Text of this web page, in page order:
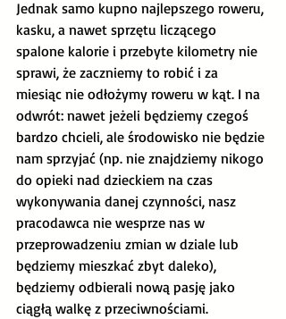
Jednak samo kupno najlepszego roweru,
kasku, a nawet sprzętu liczącego
spalone kalorie i przebyte kilometry nie
sprawi, że zaczniemy to robić i za
miesiąc nie odłożymy roweru w kąt. I na
odwrót: nawet jeżeli będziemy czegoś
bardzo chcieli, ale środowisko nie będzie
nam sprzyjać (np. nie znajdziemy nikogo
do opieki nad dzieckiem na czas
wykonywania danej czynności, nasz
pracodawca nie wesprze nas w
przeprowadzeniu zmian w dziale lub
będziemy mieszkać zbyt daleko),
będziemy odbierali nową pasję jako
ciągłą walkę z przeciwnościami.